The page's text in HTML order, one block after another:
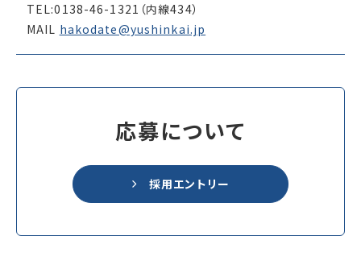
TEL:0138-46-1321 （内線434）
MAIL hakodate@yushinkai.jp
応募について
採用エントリー